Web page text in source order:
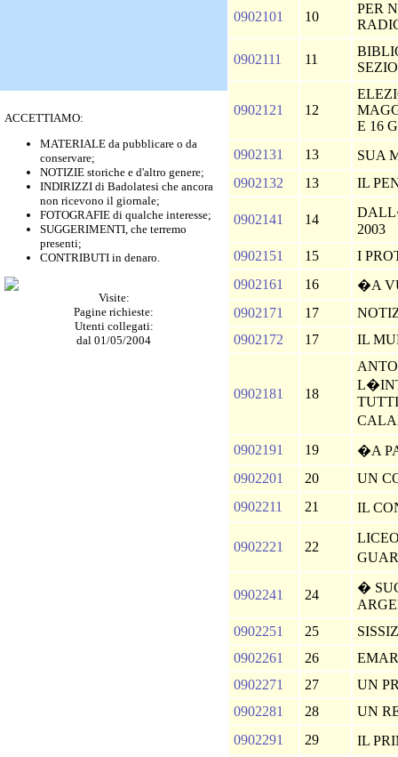
ACCETTIAMO:
MATERIALE da pubblicare o da
conservare;
NOTIZIE storiche e d'altro genere;
INDIRIZZI di Badolatesi che ancora
non ricevono il giornale;
FOTOGRAFIE di qualche interesse;
SUGGERIMENTI, che terremo
presenti;
CONTRIBUTI in denaro.
Visite:
Pagine richieste:
Utenti collegati:
dal 01/05/2004
0902101 10
PER
0902111 11
0902121 12
E 16
0902131
13
SUA
0902132
13 IL
0902141 14
2003
0902151
15
I
0902161
16
�A
0902171
17
0902172
17 IL
0902181 18
0902191
19
�A
0902201
20
UN
0902211
21 IL
0902221 22
0902241 24
�
0902251
25
0902261
26
0902271
27
UN
0902281
28
UN
0902291
29
IL